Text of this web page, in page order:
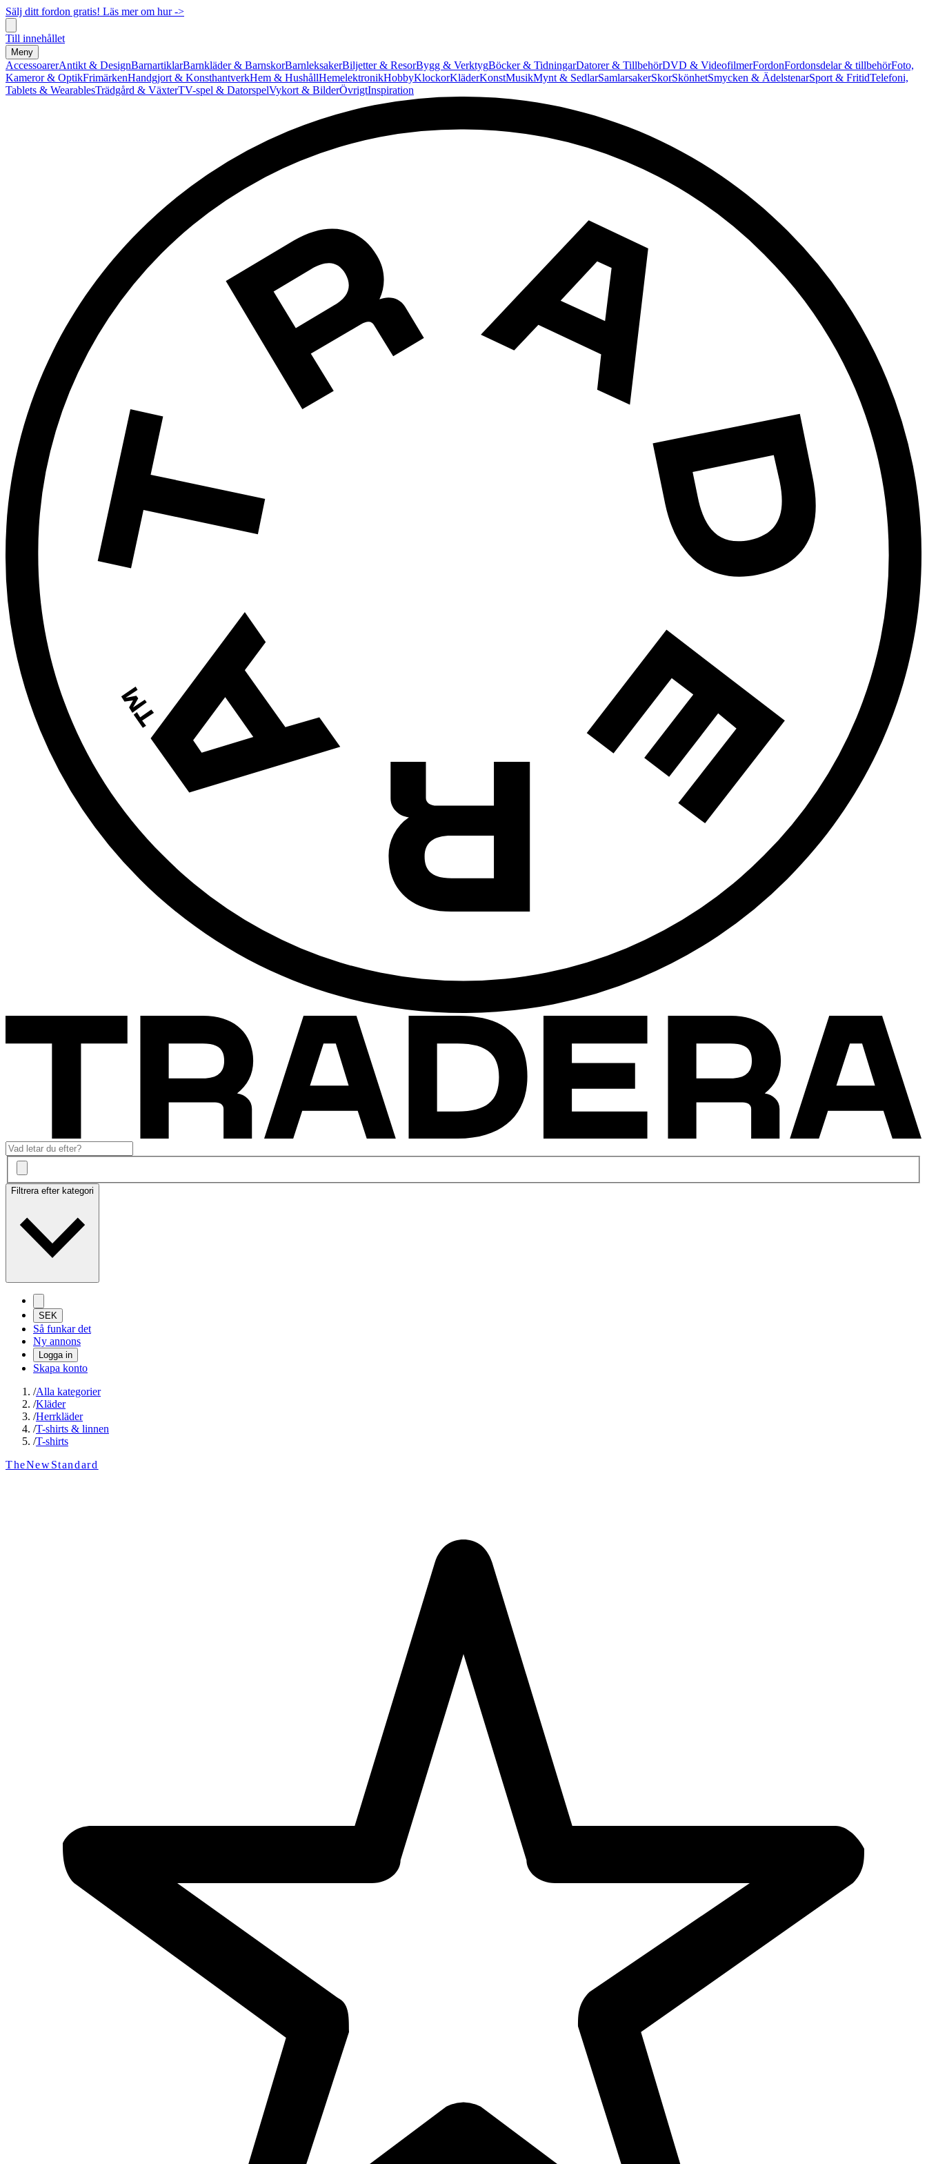
Sälj ditt fordon gratis! Läs mer om hur ->
Till innehållet
Meny
AccessoarerAntikt & DesignBarnartiklarBarnkläder & BarnskorBarnleksakerBiljetter & ResorBygg & VerktygBöcker & TidningarDatorer & TillbehörDVD & VideofilmerFordonFordonsdelar & tillbehörFoto,
Kameror & OptikFrimärkenHandgjort & KonsthantverkHem & HushållHemelektronikHobbyKlockorKläderKonstMusikMynt & SedlarSamlarsakerSkorSkönhetSmycken & ÄdelstenarSport & FritidTelefoni,
Tablets & WearablesTrädgård & VäxterTV-spel & DatorspelVykort & BilderÖvrigtInspiration
Filtrera efter kategori
SEK
Så funkar det
Ny annons
Logga in
Skapa konto
/Alla kategorier
/Kläder
/Herrkläder
/T-shirts & linnen
/T-shirts
TheNewStandard